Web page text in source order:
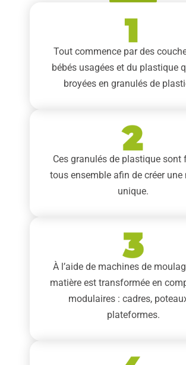
Tout commence par des
bébés usagées et du plastique
broyées en granulés de
Ces granulés de plastique sont
tous ensemble afin de créer une
unique.
À l’aide de machines de
matière est transformée en
modulaires : cadres,
plateformes.